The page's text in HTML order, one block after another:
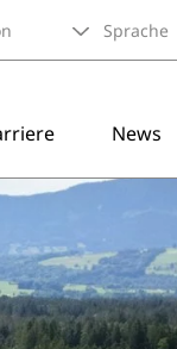
Sprache
News